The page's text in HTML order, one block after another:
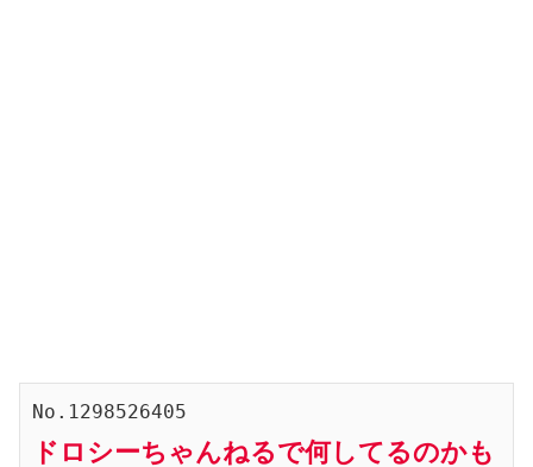
No.1298526405
ドロシーちゃんねるで何してるのかも